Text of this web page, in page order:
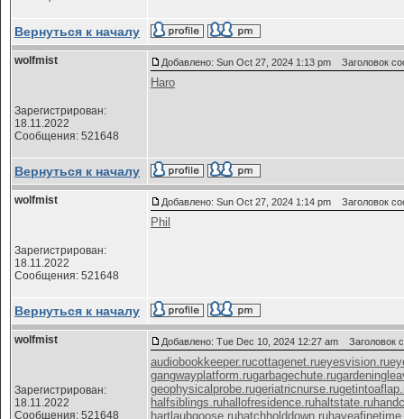
Вернуться к началу
wolfmist
Зарегистрирован:
18.11.2022
Сообщения: 521648
Добавлено: Sun Oct 27, 2024 1:13 pm Заголовок
Haro
Вернуться к началу
wolfmist
Зарегистрирован:
18.11.2022
Сообщения: 521648
Добавлено: Sun Oct 27, 2024 1:14 pm Заголовок
Phil
Вернуться к началу
wolfmist
Зарегистрирован:
18.11.2022
Сообщения: 521648
Добавлено: Tue Dec 10, 2024 12:27 am Заголовок
audiobookkeeper.rucottagenet.rueyesvision.ru
gangwayplatform.rugarbagechute.ru
geophysicalprobe.rugeriatricnurse.ru
halfsiblings.ruhallofresidence.ruhaltstate.ru
hartlaubgoose.ruhatchholddown.ru